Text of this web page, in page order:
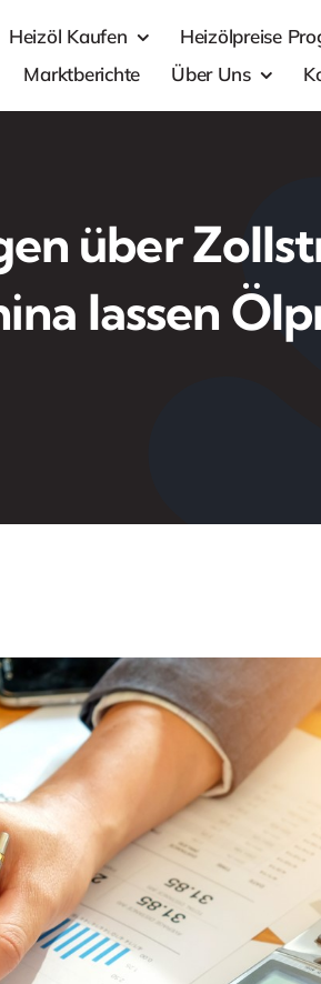
Heizöl Kaufen Heizölpreise
Marktberichte
Über Uns
über
lassen